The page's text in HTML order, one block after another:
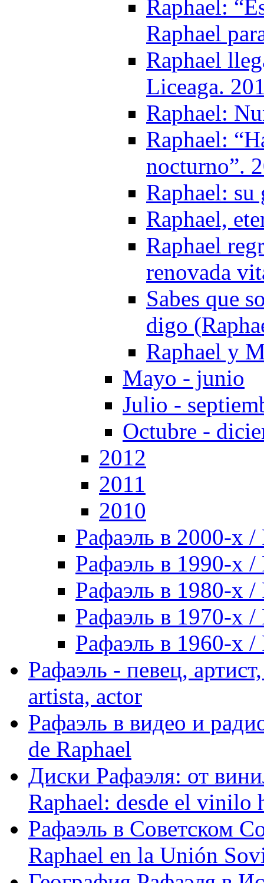
Raphael:
Raphael
Raphael
Liceaga.
Raphael:
Raphael:
nocturno”.
Raphael:
Raphael,
Raphael
renovada
Sabes que
digo
Raphael y
Mayo - junio
Julio -
Octubre -
2012
2011
2010
Рафаэль в 2000-х /
Рафаэль в 1990-х /
Рафаэль в 1980-х /
Рафаэль в 1970-х /
Рафаэль в 1960-х /
Рафаэль - певец,
artista, actor
Рафаэль в видео и
de Raphael
Диски Рафаэля: от
Raphael: desde el vinilo
Рафаэль в Советском
Raphael en la Unión